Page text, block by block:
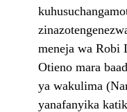
meneja wa Robi
Otieno mara
ya wakulima
yanafanyika